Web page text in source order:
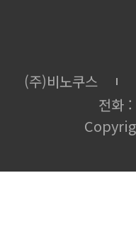
(주)비노쿠스
전화